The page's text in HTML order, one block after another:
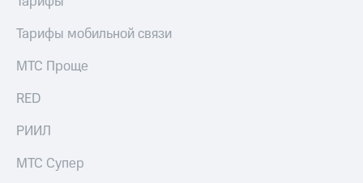
Тарифы мобильной связи
МТС Проще
RED
РИИЛ
МТС Супер